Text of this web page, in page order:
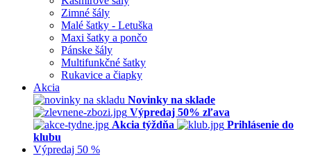
Zimné šály
Malé šatky - Letuška
Maxi šatky a pončo
Pánske šály
Multifunkčné šatky
Rukavice a čiapky
Akcia
Novinky na sklade
Výpredaj 50% zľava
Akcia týždňa
Prihlásenie do
klubu
Výpredaj 50 %